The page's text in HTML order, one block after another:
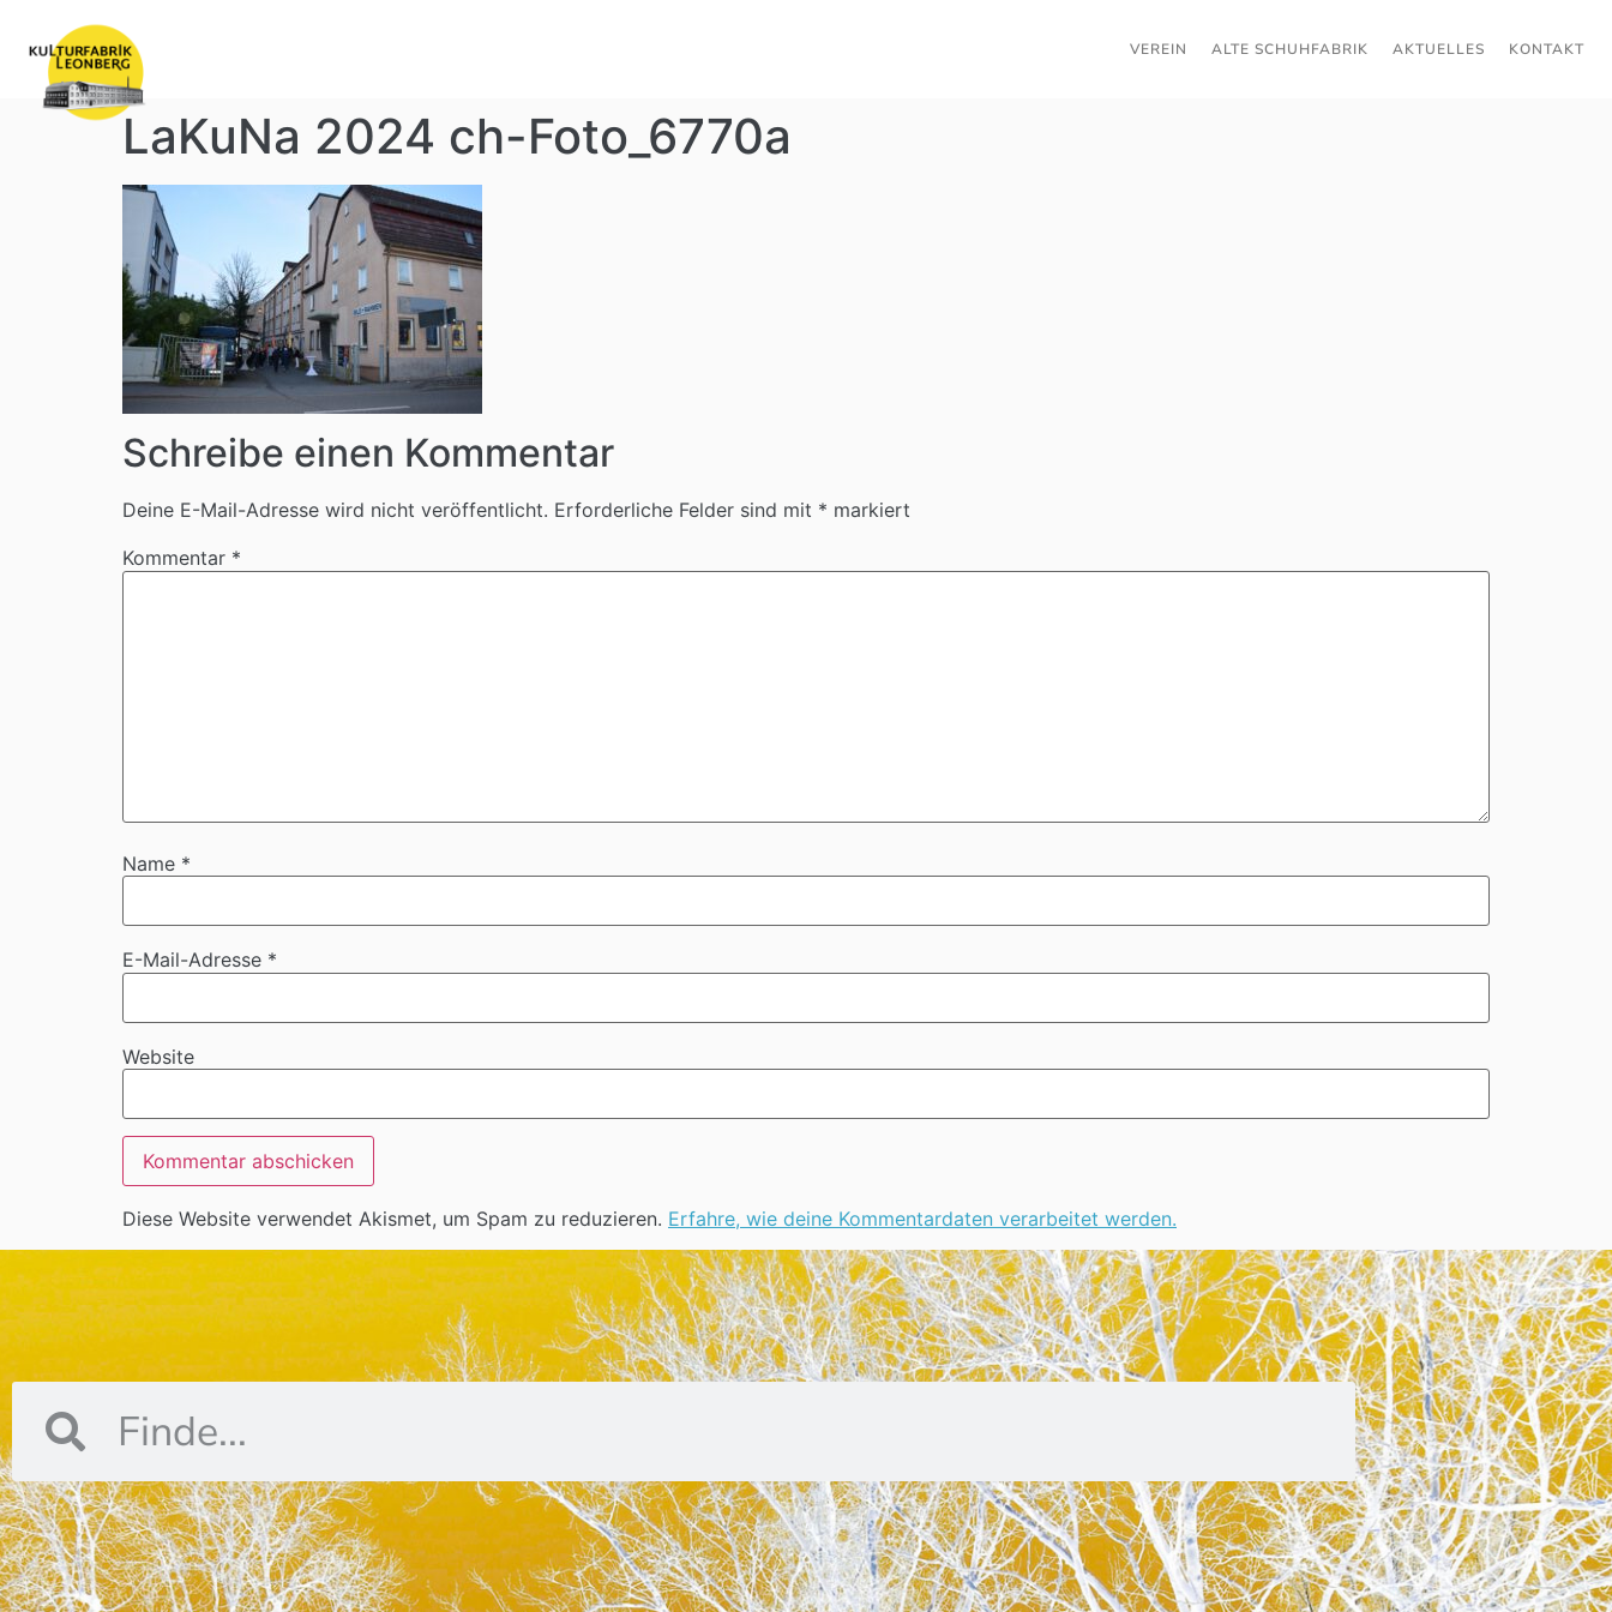
VEREIN ALTE SCHUHFABRIK AKTUELLES KONTAKT
LaKuNa 2024 ch-Foto_6770a
Schreibe einen Kommentar
Deine E-Mail-Adresse wird nicht veröffentlicht. Erforderliche Felder sind mit * markiert
Kommentar *
Name *
E-Mail-Adresse *
Website
Diese Website verwendet Akismet, um Spam zu reduzieren. Erfahre, wie deine Kommentardaten verarbeitet werden.